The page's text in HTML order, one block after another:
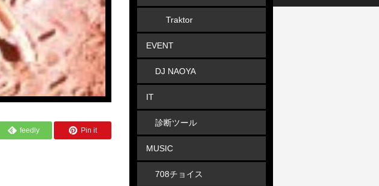
feedly Pin it
Traktor
EVENT
DJ NAOYA
IT
診断ツール
MUSIC
708チョイス